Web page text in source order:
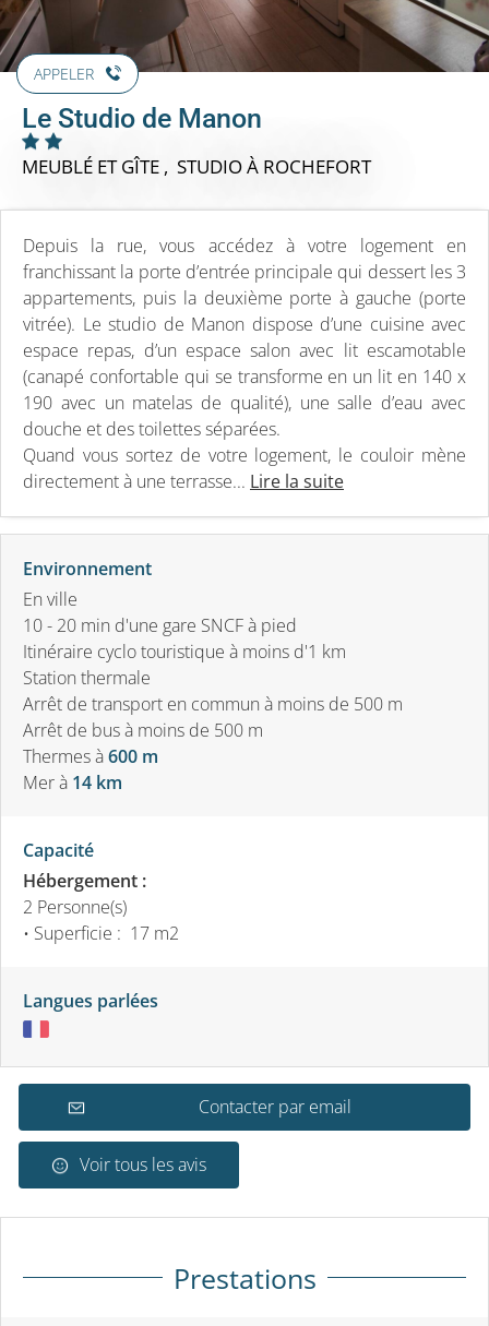
APPELER
Le Studio de Manon
MEUBLÉ ET GÎTE , STUDIOÀ ROCHEFORT
Depuis la rue, vous accédez à votre logement en
franchissant la porte d’entrée principale qui dessert les 3
appartements, puis la deuxième porte à gauche (porte
vitrée). Le studio de Manon dispose d’une cuisine avec
espace repas, d’un espace salon avec lit escamotable
(canapé confortable qui se transforme en un lit en 140 x
190 avec un matelas de qualité), une salle d’eau avec
douche et des toilettes séparées.
Quand vous sortez de votre logement, le couloir mène
directement à une terrasse... Lire la suite
Environnement
En ville
10 - 20 min d'une gare SNCF à pied
Itinéraire cyclo touristique à moins d'1 km
Station thermale
Arrêt de transport en commun à moins de 500 m
Arrêt de bus à moins de 500 m
Thermesà600 m
Merà 14 km
Capacité
Hébergement :
2 Personne(s)
• Superficie : 17 m2
Langues parlées
Contacter par email
Voir tous les avis
Prestations